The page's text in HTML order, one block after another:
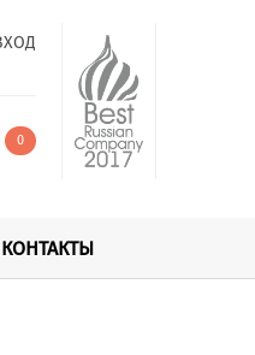
0
КОНТАКТЫ